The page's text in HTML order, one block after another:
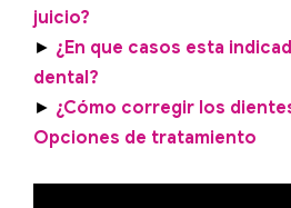
juicio?
► ¿En que casos esta
dental?
► ¿Cómo corregir los
Opciones de tratamiento